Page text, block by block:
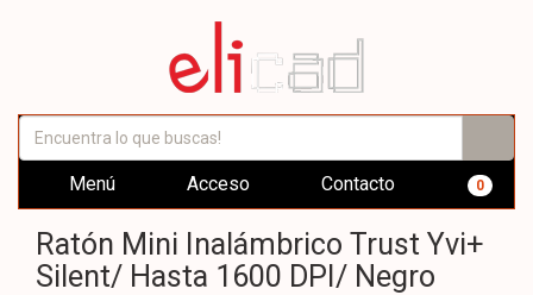
Menú Acceso Contacto 0
Ratón Mini Inalámbrico Trust Yvi+
Silent/ Hasta 1600 DPI/ Negro